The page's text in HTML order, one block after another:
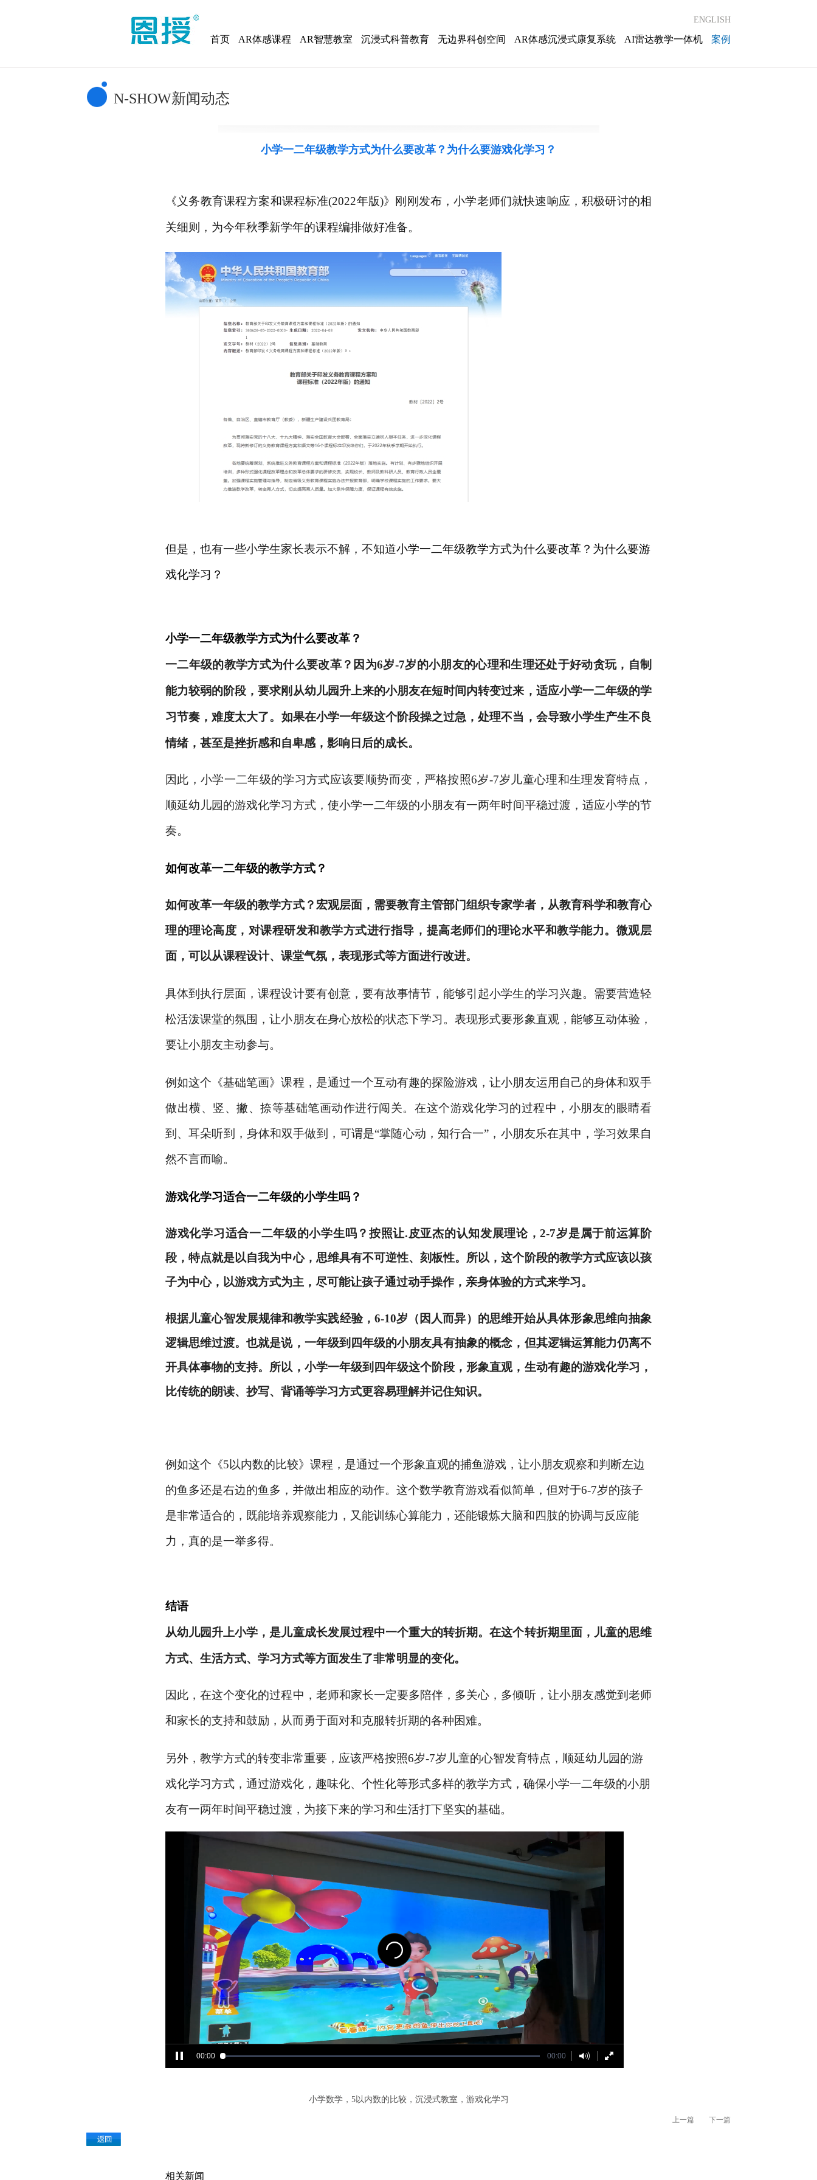
ENGLISH
首页 AR体感课程 AR智慧教室 沉浸式科普教育 无边界科创空间 AR体感沉浸式康复系统 AI雷达教学一体机 案例
N-SHOW新闻动态
小学一二年级教学方式为什么要改革？为什么要游戏化学习？
《义务教育课程方案和课程标准(2022年版)》 刚刚发布，小学老师们就快速响应，积极研讨的相
关细则，为今年秋季新学年的课程编排做好准备。
但是，也有一些小学生家长表示不解，不知道小学一二年级教学方式为什么要改革？为什么要游
戏化学习？
小学一二年级教学方式为什么要改革？
一二年级的教学方式为什么要改革？ 因为6岁-7岁的小朋友的心理和生理还处于好动贪玩，自制
能力较弱的阶段，要求刚从幼儿园升上来的小朋友在短时间内转变过来，适应小学一二年级的学
习节奏，难度太大了。如果在小学一年级这个阶段操之过急，处理不当，会导致小学生产生不良
情绪，甚至是挫折感和自卑感，影响日后的成长。
因此，小学一二年级的学习方式应该要顺势而变，严格按照6岁-7岁儿童心理和生理发育特点，
顺延幼儿园的游戏化学习方式，使小学一二年级的小朋友有一两年时间平稳过渡， 适应小学的节
奏。
如何改革一二年级的教学方式？
如何改革一年级的教学方式？宏观层面，需要教育主管部门组织专家学者，从教育科学和教育心
理的理论高度，对课程研发和教学方式进行指导，提高老师们的理论水平和教学能力。微观层
面，可以从课程设计、课堂气氛，表现形式等方面进行改进。
具体到执行层面，课程设计要有创意，要有故事情节，能够引起小学生的学习兴趣。需要营造轻
松活泼课堂的氛围，让小朋友在身心放松的状态下学习。表现形式要形象直观，能够互动体验，
要让小朋友主动参与。
例如这个《基础笔画》课程，是通过一个互动有趣的探险游戏，让小朋友运用自己的身体和双手
做出横、竖、撇、捺等基础笔画动作进行闯关。在这个游戏化学习的过程中，小朋友的眼睛看
到、耳朵听到，身体和双手做到，可谓是“掌随心动，知行合一”，小朋友乐在其中，学习效果自
然不言而喻。
游戏化学习适合一二年级的小学生吗？
游戏化学习适合一二年级的小学生吗？按照让.皮亚杰的认知发展理论，2-7岁是属于前运算阶
段，特点就是以自我为中心，思维具有不可逆性、刻板性。所以，这个阶段的教学方式应该以孩
子为中心，以游戏方式为主，尽可能让孩子通过动手操作，亲身体验的方式来学习。
根据儿童心智发展规律和教学实践经验， 6-10岁（因人而异）的思维开始从具体形象思维向抽象
逻辑思维过渡。也就是说，一年级到四年级的小朋友具有抽象的概念，但其逻辑运算能力仍离不
开具体事物的支持。所以，小学一年级到四年级这个阶段，形象直观，生动有趣的游戏化学习，
比传统的朗读、抄写、背诵等学习方式更容易理解并记住知识。
例如这个《5以内数的比较》课程，是通过一个形象直观的捕鱼游戏，让小朋友观察和判断左边
的鱼多还是右边的鱼多，并做出相应的动作。这个数学教育游戏看似简单，但对于6-7岁的孩子
是非常适合的，既能培养观察能力，又能训练心算能力，还能锻炼大脑和四肢的协调与反应能
力，真的是一举多得。
结语
从幼儿园升上小学，是儿童成长发展过程中一个重大的转折期。在这个转折期里面，儿童的思维
方式、生活方式、学习方式等方面发生了非常明显的变化。
因此，在这个变化的过程中，老师和家长一定要多陪伴，多关心，多倾听，让小朋友感觉到老师
和家长的支持和鼓励，从而勇于面对和克服转折期的各种困难。
另外，教学方式的转变非常重要，应该严格按照6岁-7岁儿童的心智发育特点，顺延幼儿园的游
戏化学习方式，通过游戏化，趣味化、个性化等形式多样的教学方式，确保小学一二年级的小朋
友有一两年时间平稳过渡，为接下来的学习和生活打下坚实的基础。
00:00 00:00
小学数学，5以内数的比较，沉浸式教室，游戏化学习
上一篇 下一篇
相关新闻